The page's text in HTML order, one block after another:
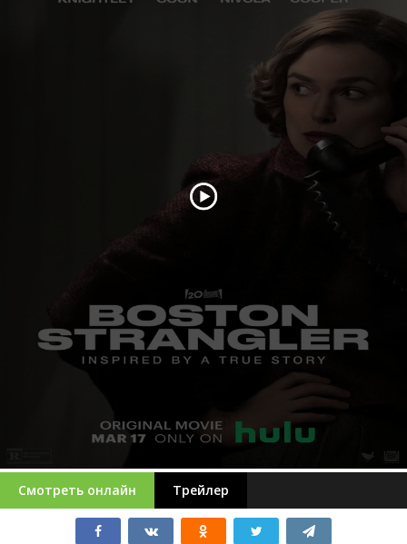
Смотреть онлайн Трейлер